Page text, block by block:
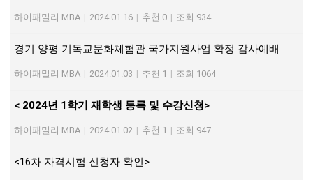
하이패밀리 MBA | 2024.01.16 | 추천 0 | 조회 934
경기 양평 기독교문화체험관 국가지원사업 확정 감사예배
하이패밀리 MBA | 2024.01.03 | 추천 1 | 조회 1064
< 2024년 1학기 재학생 등록 및 수강신청>
하이패밀리 MBA | 2024.01.02 | 추천 1 | 조회 947
<16차 자격시험 신청자 확인>